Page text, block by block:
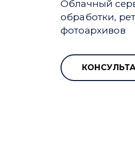
Облачный
обработки,
фотоархивов